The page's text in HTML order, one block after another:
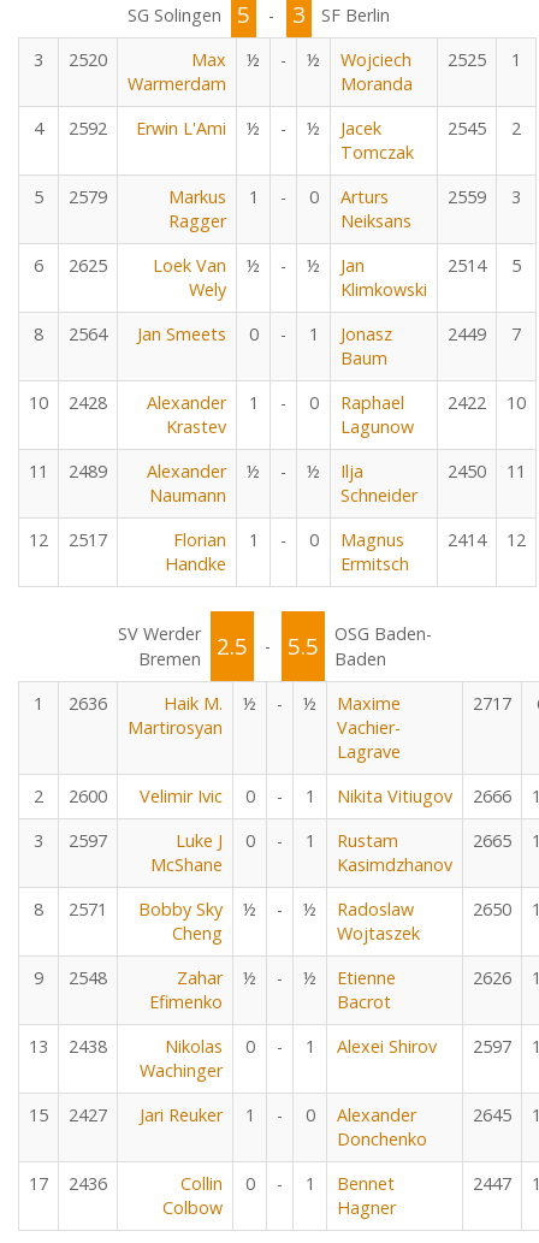
SG Solingen 5 - 3
SF Berlin
3
2520
Max
Warmerdam
½ - ½
Wojciech
Moranda
2525 1
4 2592 Erwin L'Ami ½ - ½
Jacek
Tomczak
2545 2
5 2579
Markus
Ragger
1 - 0
Arturs
Neiksans
2559 3
6 2625
Loek Van
Wely
½ - ½
Jan
Klimkowski
2514 5
8 2564 Jan Smeets 0 - 1
Jonasz
Baum
2449 7
10 2428
Alexander
Krastev
1 - 0
Raphael
Lagunow
2422 10
11 2489
Alexander
Naumann
½ - ½
Ilja
Schneider
2450 11
12 2517
Florian
Handke
1 - 0
Magnus
Ermitsch
2414 12
SV Werder
Bremen
2.5 - 5.5
OSG Baden-
Baden
1
2636
Haik M.
Martirosyan
½ - ½
Maxime
Vachier-
Lagrave
2717
2 2600 Velimir Ivic 0 - 1 Nikita Vitiugov 2666
3
2597
Luke J
McShane
0 - 1
Rustam
Kasimdzhanov
2665
8 2571
Bobby Sky
Cheng
½ - ½
Radoslaw
Wojtaszek
2650
9 2548
Zahar
Efimenko
½ - ½
Etienne
Bacrot
2626
13 2438
Nikolas
Wachinger
0 - 1 Alexei Shirov 2597
15 2427 Jari Reuker 1 - 0
Alexander
Donchenko
2645
17 2436
Collin
Colbow
0 - 1
Bennet
Hagner
2447